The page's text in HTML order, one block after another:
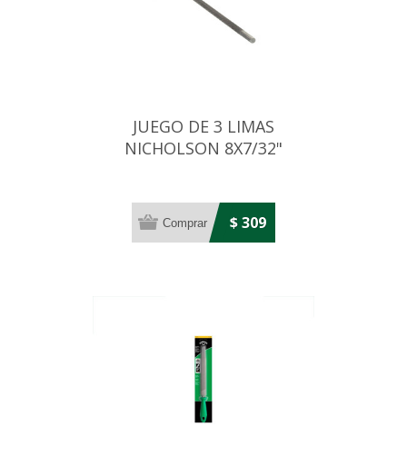
JUEGO DE 3 LIMAS
NICHOLSON 8X7/32"
$ 309